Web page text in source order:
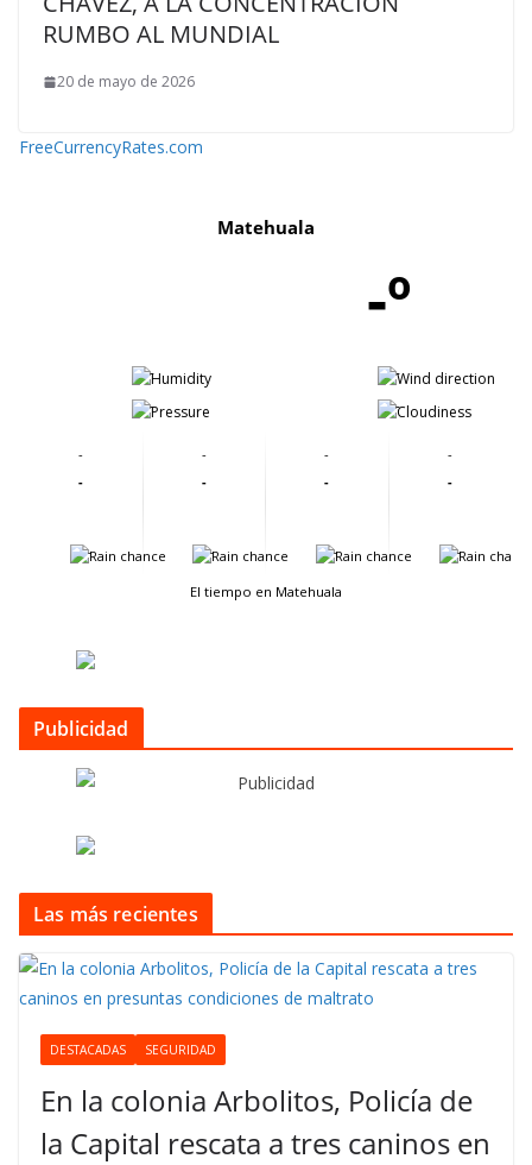
RUMBO AL MUNDIAL
20 de mayo de 2026
FreeCurrencyRates.com
Matehuala
-º
-
-
-
-
-
-
-
-
-
-
-
-
-
-
-
-
El tiempo en Matehuala
Publicidad
Las más recientes
DESTACADAS SEGURIDAD
En la colonia Arbolitos, Policía de
la Capital rescata a tres caninos en